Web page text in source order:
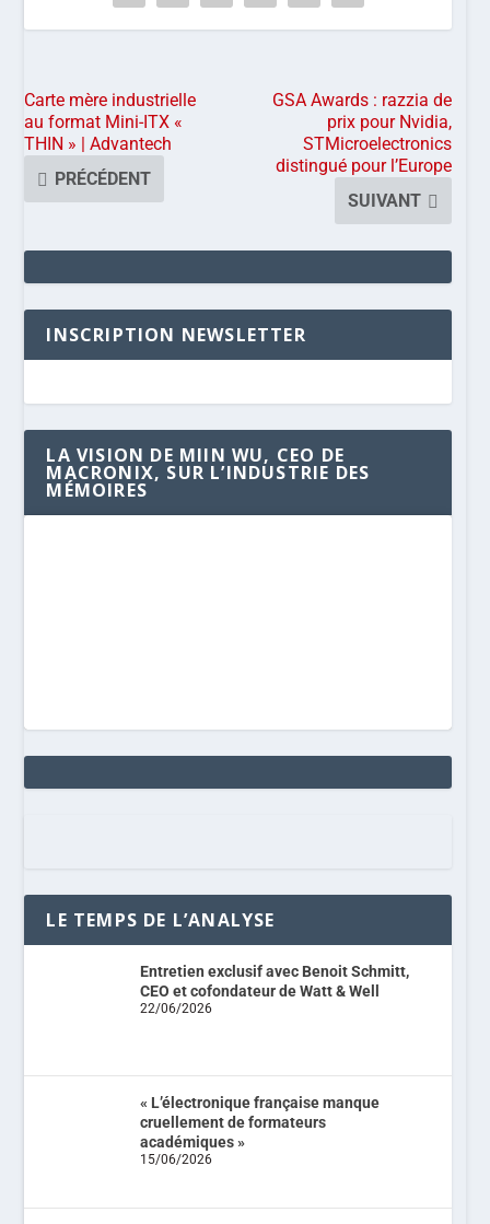
Carte mère industrielle
au format Mini-ITX «
THIN » | Advantech
PRÉCÉDENT
GSA Awards : razzia de
prix pour Nvidia,
STMicroelectronics
distingué pour l’Europe
SUIVANT
INSCRIPTION NEWSLETTER
LA VISION DE MIIN WU, CEO DE
MACRONIX, SUR L’INDUSTRIE DES
MÉMOIRES
LE TEMPS DE L’ANALYSE
Entretien exclusif avec Benoit Schmitt,
CEO et cofondateur de Watt & Well
22/06/2026
« L’électronique française manque
cruellement de formateurs
académiques »
15/06/2026